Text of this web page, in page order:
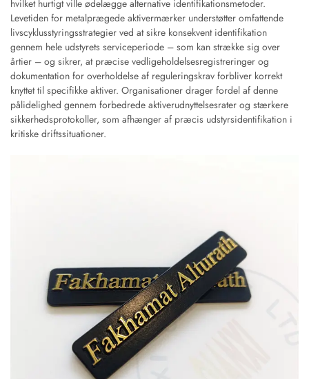
hvilket hurtigt ville ødelægge alternative identifikationsmetoder.
Levetiden for metalprægede aktivermærker understøtter omfattende
livscyklusstyringsstrategier ved at sikre konsekvent identifikation
gennem hele udstyrets serviceperiode – som kan strække sig over
årtier – og sikrer, at præcise vedligeholdelsesregistreringer og
dokumentation for overholdelse af reguleringskrav forbliver korrekt
knyttet til specifikke aktiver. Organisationer drager fordel af denne
pålidelighed gennem forbedrede aktiverudnyttelsesrater og stærkere
sikkerhedsprotokoller, som afhænger af præcis udstyrsidentifikation i
kritiske driftssituationer.